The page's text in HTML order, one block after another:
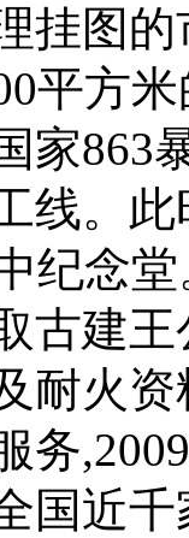
挂图
平方
家863
线。
纪念
古建
耐火
务
国近